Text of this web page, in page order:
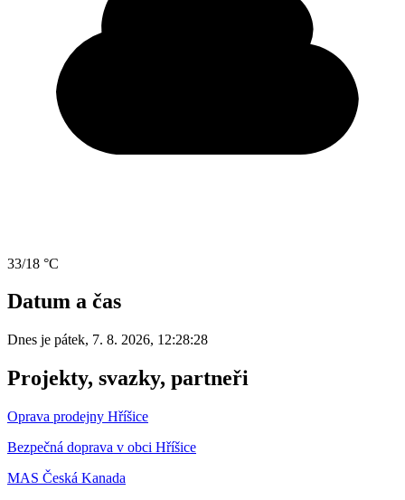
33/18 °C
Datum a čas
Dnes je pátek, 7. 8. 2026, 12:28:28
Projekty, svazky, partneři
Oprava prodejny Hříšice
Bezpečná doprava v obci Hříšice
MAS Česká Kanada